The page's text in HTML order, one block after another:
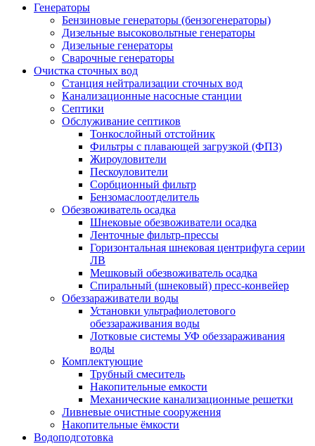
Генераторы
Бензиновые генераторы (бензогенераторы)
Дизельные высоковольтные генераторы
Дизельные генераторы
Сварочные генераторы
Очистка сточных вод
Станция нейтрализации сточных вод
Канализационные насосные станции
Септики
Обслуживание септиков
Тонкослойный отстойник
Фильтры с плавающей загрузкой (ФПЗ)
Жироуловители
Пескоуловители
Сорбционный фильтр
Бензомаслоотделитель
Обезвоживатель осадка
Шнековые обезвоживатели осадка
Ленточные фильтр-прессы
Горизонтальная шнековая центрифуга серии
ЛВ
Мешковый обезвоживатель осадка
Спиральный (шнековый) пресс-конвейер
Обеззараживатели воды
Установки ультрафиолетового
обеззараживания воды
Лотковые системы УФ обеззараживания
воды
Комплектующие
Трубный смеситель
Накопительные емкости
Механические канализационные решетки
Ливневые очистные сооружения
Накопительные ёмкости
Водоподготовка